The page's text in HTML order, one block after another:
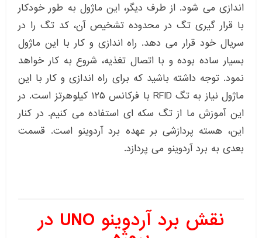
اندازی می شود. از طرف دیگر، این ماژول به طور خودکار
با قرار گیری تگ در محدوده تشخیص آن، کد تگ را در
سریال خود قرار می دهد. راه اندازی و کار با این ماژول
بسیار ساده بوده و با اتصال تغذیه، شروع به کار خواهد
نمود. توجه داشته باشید که برای راه اندازی و کار با این
ماژول نیاز به تگ RFID با فرکانس ۱۲۵ کیلوهرتز است. در
این آموزش ما از تگ سکه ای استفاده می کنیم. در کنار
این، هسته پردازشی بر عهده برد آردوینو است. قسمت
بعدی به برد آردوینو می پردازد.
نقش برد آردوینو UNO در